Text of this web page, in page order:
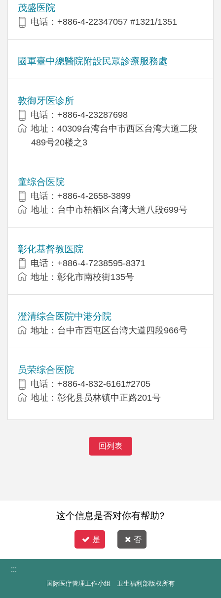
茂盛医院
电话：+886-4-22347057 #1321/1351
國軍臺中總醫院附設民眾診療服務處
敦御牙医诊所
电话：+886-4-23287698
地址：40309台湾台中市西区台湾大道二段
489号20楼之3
童综合医院
电话：+886-4-2658-3899
地址：台中市梧栖区台湾大道八段699号
彰化基督教医院
电话：+886-4-7238595-8371
地址：彰化市南校街135号
澄清综合医院中港分院
地址：台中市西屯区台湾大道四段966号
员荣综合医院
电话：+886-4-832-6161#2705
地址：彰化县员林镇中正路201号
回列表
这个信息是否对你有帮助?
是 否
:::
国际医疗管理工作小组 卫生福利部版权所有